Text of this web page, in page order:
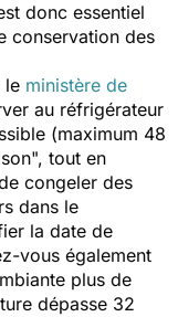
donc essentiel
conservation des
le ministère de
au réfrigérateur
(maximum 48
", tout en
congeler des
dans le
la date de
vous également
plus de
dépasse 32